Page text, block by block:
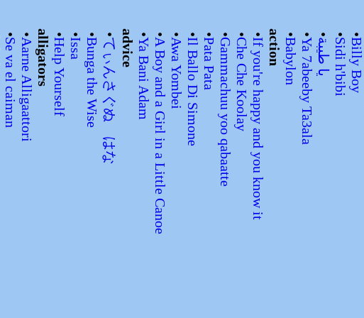
•
Billy Boy
•
Sidi h'bibi
•
يا طيبة
•
Ya 7abeeby Ta3ala
•
Babylon
action
•
If you're happy and you know it
•
Che Che Koolay
•
Gammachuu yoo qabaatte
•
Pata Pata
•
Il Ballo Di Simone
•
Awa Yombei
•
A Boy and a Girl in a Little Canoe
•
Ya Bani Adam
advice
•
てぃんさぐぬ はな
•
Bunga the Wise
•
Issa
•
Help Yourself
alligators
•
Aarne Alligaattori
•
Se va el caiman